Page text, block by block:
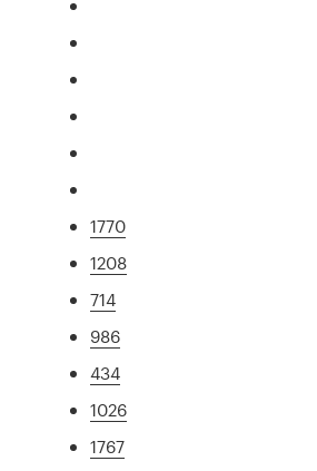
1770
1208
714
986
434
1026
1767